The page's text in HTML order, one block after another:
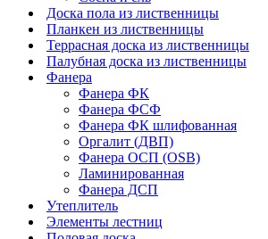
Доска пола из лиственницы
Планкен из лиственницы
Террасная доска из лиственницы
Палубная доска из лиственницы
Фанера
Фанера ФК
Фанера ФСФ
Фанера ФК шлифованная
Оргалит (ДВП)
Фанера ОСП (OSB)
Ламинированная
Фанера ДСП
Утеплитель
Элементы лестниц